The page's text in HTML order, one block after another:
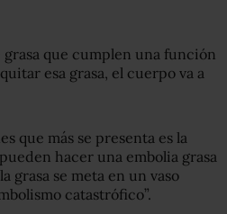
grasa que cumplen una función
esa grasa, el cuerpo va a
que más se presenta es la
hacer una embolia grasa
grasa se meta en un vaso
catastrófico”.